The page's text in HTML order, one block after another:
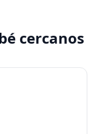
cercanos